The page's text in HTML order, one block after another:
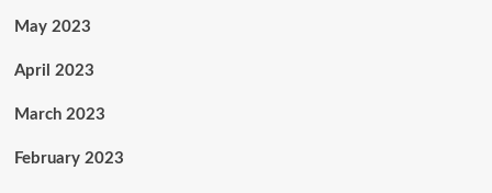
May 2023
April 2023
March 2023
February 2023